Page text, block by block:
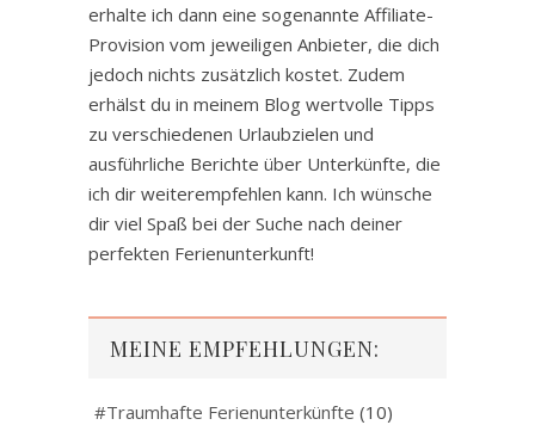
erhalte ich dann eine sogenannte Affiliate-
Provision vom jeweiligen Anbieter, die dich
jedoch nichts zusätzlich kostet. Zudem
erhälst du in meinem Blog wertvolle Tipps
zu verschiedenen Urlaubzielen und
ausführliche Berichte über Unterkünfte, die
ich dir weiterempfehlen kann. Ich wünsche
dir viel Spaß bei der Suche nach deiner
perfekten Ferienunterkunft!
MEINE EMPFEHLUNGEN:
#Traumhafte Ferienunterkünfte (10)